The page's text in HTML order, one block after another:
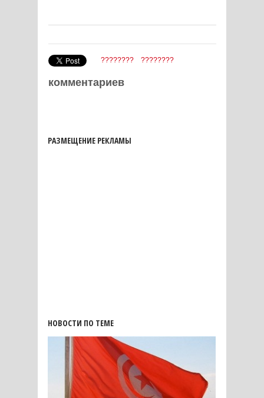
???????? ????????
комментариев
РАЗМЕЩЕНИЕ РЕКЛАМЫ
НОВОСТИ ПО ТЕМЕ